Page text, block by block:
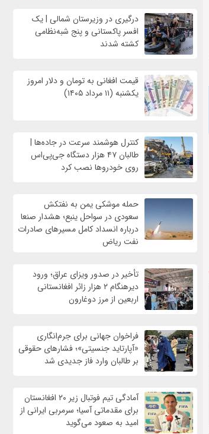
درگیری در وزیرستان شمالی | یک
افسر پاکستانی و پنج شبه‌نظامی
کشته شدند
قیمت افغانی به تومان و دلار امروز
یکشنبه (۱۱ مرداد ۱۴۰۵)
کنترل هوشمند سرعت در جاده‌ها |
طالبان ۴۷ هزار دستگاه جی‌پی‌اس
روی خودروها نصب کرد
حمله موشکی یمن به نفتکش
سعودی در سواحل ینبع؛ هشدار صنعا
درباره انسداد کامل مسیرهای صادرات
نفت ریاض
تأخیر در صدور ویزای عراق؛ ورود
دیرهنگام ۲ هزار زائر افغانستانی
اربعین از مرز دوغارون
فراخوان جهانی برای جرم‌انگاری
«آپارتاید جنسیتی»؛ فشارهای حقوقی
بر طالبان وارد فاز جدیدی شد
آمادگی تیم فوتبال زیر ۲۰ افغانستان
برای مقدماتی آسیا؛ سرمربی ایرانی از
امید به صعود می‌گوید